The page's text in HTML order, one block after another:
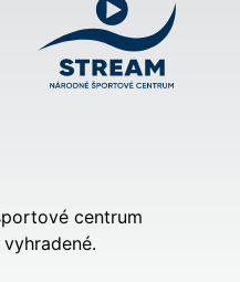
centrum